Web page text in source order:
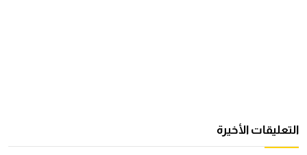
التعليقات الأخيرة